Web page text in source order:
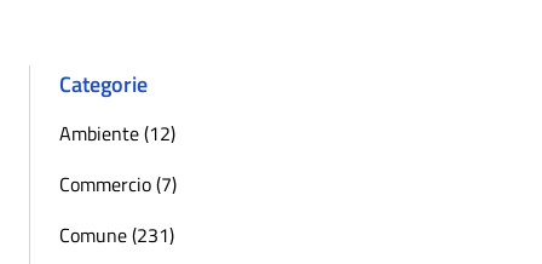
Categorie
Ambiente (12)
Commercio (7)
Comune (231)